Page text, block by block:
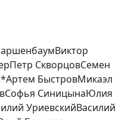
Виктор
Петр СкворцовСемен
Артем БыстровМикаэл
Софья СиницынаЮлия
УриевскийВасилий